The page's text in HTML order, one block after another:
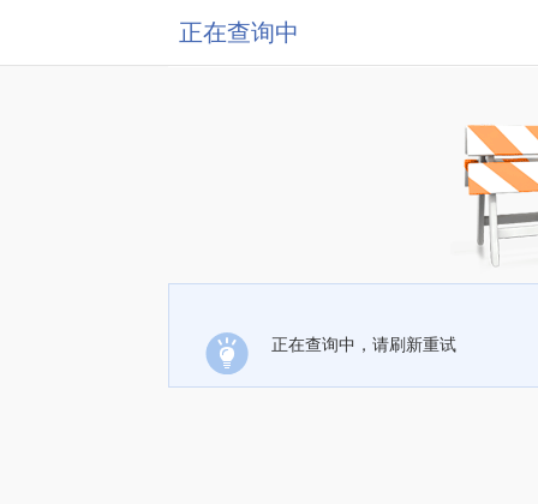
正在查询中
正在查询中，请刷新重试